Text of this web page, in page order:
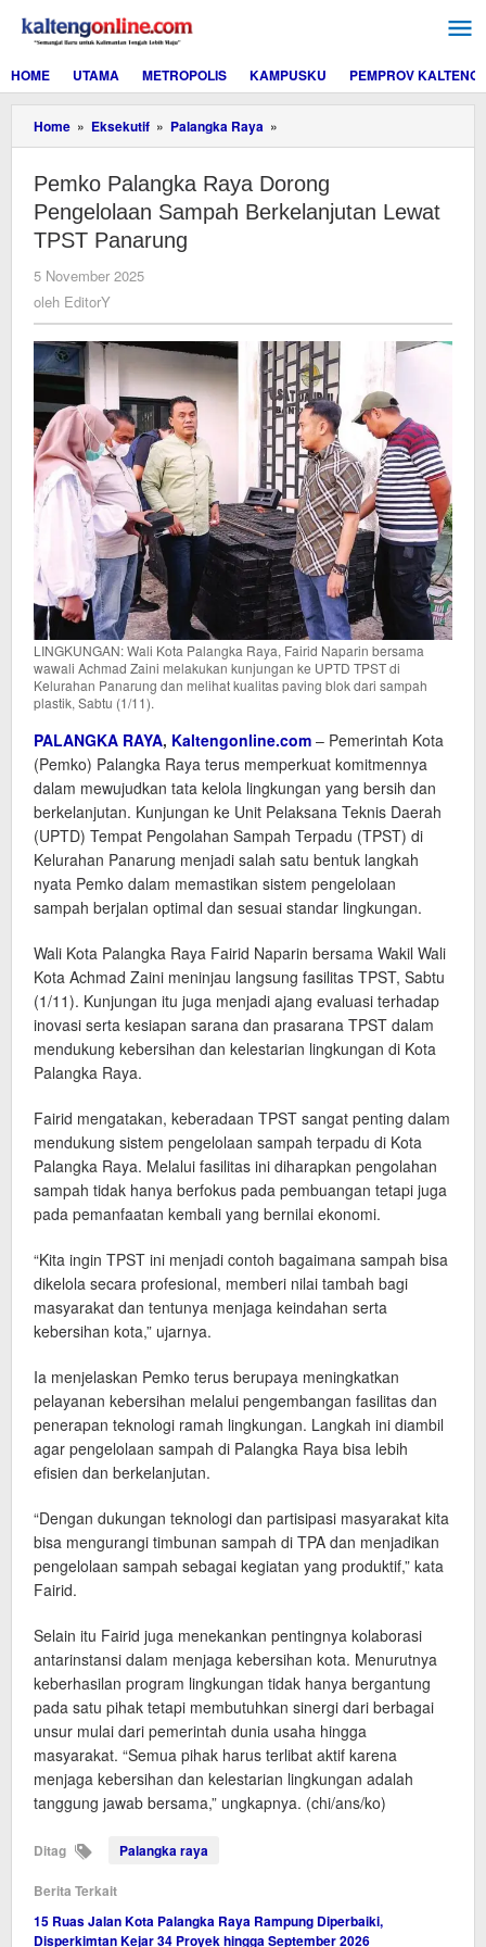
konten
HOME
UTAMA METROPOLIS KAMPUSKU PEMPROV KALTENG
Home » Eksekutif » Palangka Raya »
Palangka
Dorong
Pengelolaan
Sampah
Pemko Palangka Raya Dorong
Pengelolaan Sampah Berkelanjutan Lewat
TPST Panarung
5 November 2025
oleh EditorY
LINGKUNGAN: Wali Kota Palangka Raya, Fairid Naparin bersama
wawali Achmad Zaini melakukan kunjungan ke UPTD TPST di
Kelurahan Panarung dan melihat kualitas paving blok dari sampah
plastik, Sabtu (1/11).
PALANGKA RAYA, Kaltengonline.com – Pemerintah Kota
(Pemko) Palangka Raya terus memperkuat komitmennya
dalam mewujudkan tata kelola lingkungan yang bersih dan
berkelanjutan. Kunjungan ke Unit Pelaksana Teknis Daerah
(UPTD) Tempat Pengolahan Sampah Terpadu (TPST) di
Kelurahan Panarung menjadi salah satu bentuk langkah
nyata Pemko dalam memastikan sistem pengelolaan
sampah berjalan optimal dan sesuai standar lingkungan.
Wali Kota Palangka Raya Fairid Naparin bersama Wakil Wali
Kota Achmad Zaini meninjau langsung fasilitas TPST, Sabtu
(1/11). Kunjungan itu juga menjadi ajang evaluasi terhadap
inovasi serta kesiapan sarana dan prasarana TPST dalam
mendukung kebersihan dan kelestarian lingkungan di Kota
Palangka Raya.
Fairid mengatakan, keberadaan TPST sangat penting dalam
mendukung sistem pengelolaan sampah terpadu di Kota
Palangka Raya. Melalui fasilitas ini diharapkan pengolahan
sampah tidak hanya berfokus pada pembuangan tetapi juga
pada pemanfaatan kembali yang bernilai ekonomi.
“Kita ingin TPST ini menjadi contoh bagaimana sampah bisa
dikelola secara profesional, memberi nilai tambah bagi
masyarakat dan tentunya menjaga keindahan serta
kebersihan kota,” ujarnya.
Ia menjelaskan Pemko terus berupaya meningkatkan
pelayanan kebersihan melalui pengembangan fasilitas dan
penerapan teknologi ramah lingkungan. Langkah ini diambil
agar pengelolaan sampah di Palangka Raya bisa lebih
efisien dan berkelanjutan.
“Dengan dukungan teknologi dan partisipasi masyarakat kita
bisa mengurangi timbunan sampah di TPA dan menjadikan
pengelolaan sampah sebagai kegiatan yang produktif,” kata
Fairid.
Selain itu Fairid juga menekankan pentingnya kolaborasi
antarinstansi dalam menjaga kebersihan kota. Menurutnya
keberhasilan program lingkungan tidak hanya bergantung
pada satu pihak tetapi membutuhkan sinergi dari berbagai
unsur mulai dari pemerintah dunia usaha hingga
masyarakat. “Semua pihak harus terlibat aktif karena
menjaga kebersihan dan kelestarian lingkungan adalah
tanggung jawab bersama,” ungkapnya. (chi/ans/ko)
Ditag Palangka raya
Berita Terkait
15 Ruas Jalan Kota Palangka Raya Rampung Diperbaiki,
Disperkimtan Kejar 34 Proyek hingga September 2026